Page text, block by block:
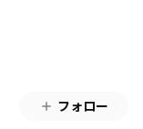
フォロー